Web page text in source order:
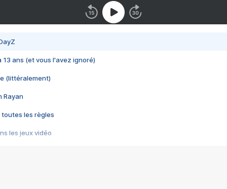
13 ans (et vous l'avez ignoré)
(littéralement)
Rayan
toutes les règles
les jeux vidéo